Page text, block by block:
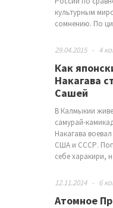
культурным
сомнению. По
29.04.2015 - 4
Как
Накагава
Сашей
В Калмыкии
самурай-
Накагава
США и СССР.
себе харакири,
12.11.2014 - 6
Атомное